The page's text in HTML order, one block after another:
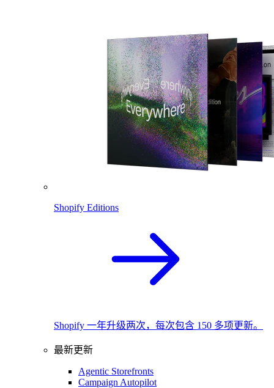
Shopify Editions
Shopify 一年升级两次，每次包含 150 多项更新。
最新更新
Agentic Storefronts
Campaign Autopilot